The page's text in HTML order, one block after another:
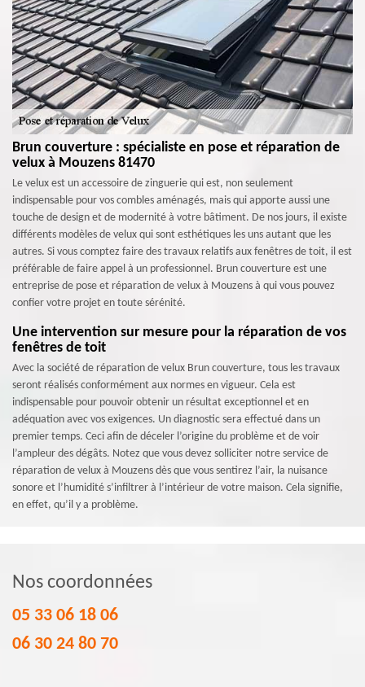
Brun couverture : spécialiste en pose et réparation de
velux à Mouzens 81470
Le velux est un accessoire de zinguerie qui est, non seulement
indispensable pour vos combles aménagés, mais qui apporte aussi une
touche de design et de modernité à votre bâtiment. De nos jours, il existe
différents modèles de velux qui sont esthétiques les uns autant que les
autres. Si vous comptez faire des travaux relatifs aux fenêtres de toit, il est
préférable de faire appel à un professionnel. Brun couverture est une
entreprise de pose et réparation de velux à Mouzens à qui vous pouvez
confier votre projet en toute sérénité.
Une intervention sur mesure pour la réparation de vos
fenêtres de toit
Avec la société de réparation de velux Brun couverture, tous les travaux
seront réalisés conformément aux normes en vigueur. Cela est
indispensable pour pouvoir obtenir un résultat exceptionnel et en
adéquation avec vos exigences. Un diagnostic sera effectué dans un
premier temps. Ceci afin de déceler l’origine du problème et de voir
l’ampleur des dégâts. Notez que vous devez solliciter notre service de
réparation de velux à Mouzens dès que vous sentirez l’air, la nuisance
sonore et l’humidité s’infiltrer à l’intérieur de votre maison. Cela signifie,
en effet, qu’il y a problème.
Nos coordonnées
05 33 06 18 06
06 30 24 80 70